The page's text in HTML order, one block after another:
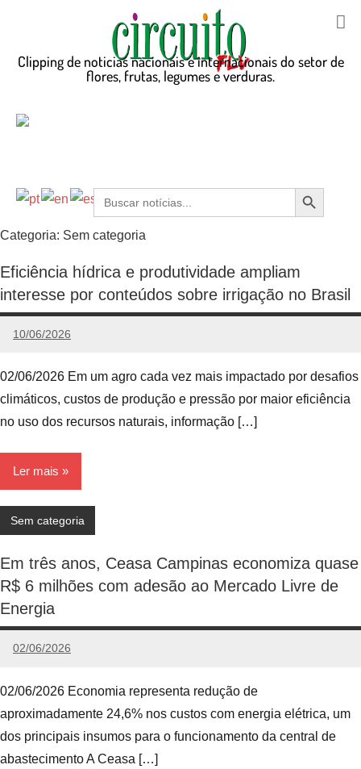
Clipping de noticias nacionais e internacionais do setor de
flores, frutas, legumes e verduras.
Search
for:
Search Button
Categoria: Sem categoria
Eficiência hídrica e produtividade ampliam
interesse por conteúdos sobre irrigação no Brasil
10/06/2026
admin
Nenhum
02/06/2026 Em um agro cada vez mais impactado por desafios
climáticos, custos de produção e pressão por maior eficiência
no uso dos recursos naturais, informação […]
Ler mais
Sem categoria
Em três anos, Ceasa Campinas economiza quase
R$ 6 milhões com adesão ao Mercado Livre de
Energia
02/06/2026
admin
Nenhum
02/06/2026 Economia representa redução de
aproximadamente 24,6% nos custos com energia elétrica, um
dos principais insumos para o funcionamento da central de
abastecimento A Ceasa […]